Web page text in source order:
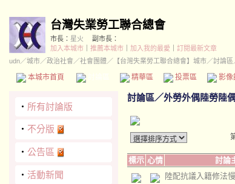
台灣失業勞工聯合總會
市長： 星火
副市長：
加入本城市
推薦本城市 加入我的最愛
訂閱最新文章
udn／城市／政治社會 ／社會團體／ 【台灣失業勞工聯合總會】城市／討論區
本城市首頁 精華區 投票區 影像
‧ 所有討論版
‧ 不分版
‧ 公告區
‧ 活動新聞
討論區／外勞外偶陸勞陸
標示 心情 討論
陸配抗議入籍修法